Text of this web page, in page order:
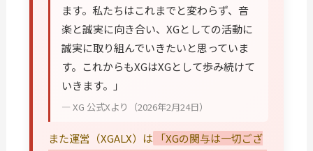
ます。私たちはこれまでと変わらず、音
楽と誠実に向き合い、XGとしての活動に
誠実に取り組んでいきたいと思っていま
す。これからもXGはXGとして歩み続けて
いきます。」
— XG 公式Xより（2026年2月24日）
また運営（XGALX）は
「XGの関与は一切ござ